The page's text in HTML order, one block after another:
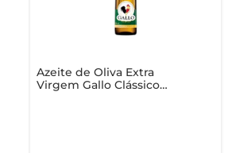
Azeite de Oliva Extra
Virgem Gallo Clássico